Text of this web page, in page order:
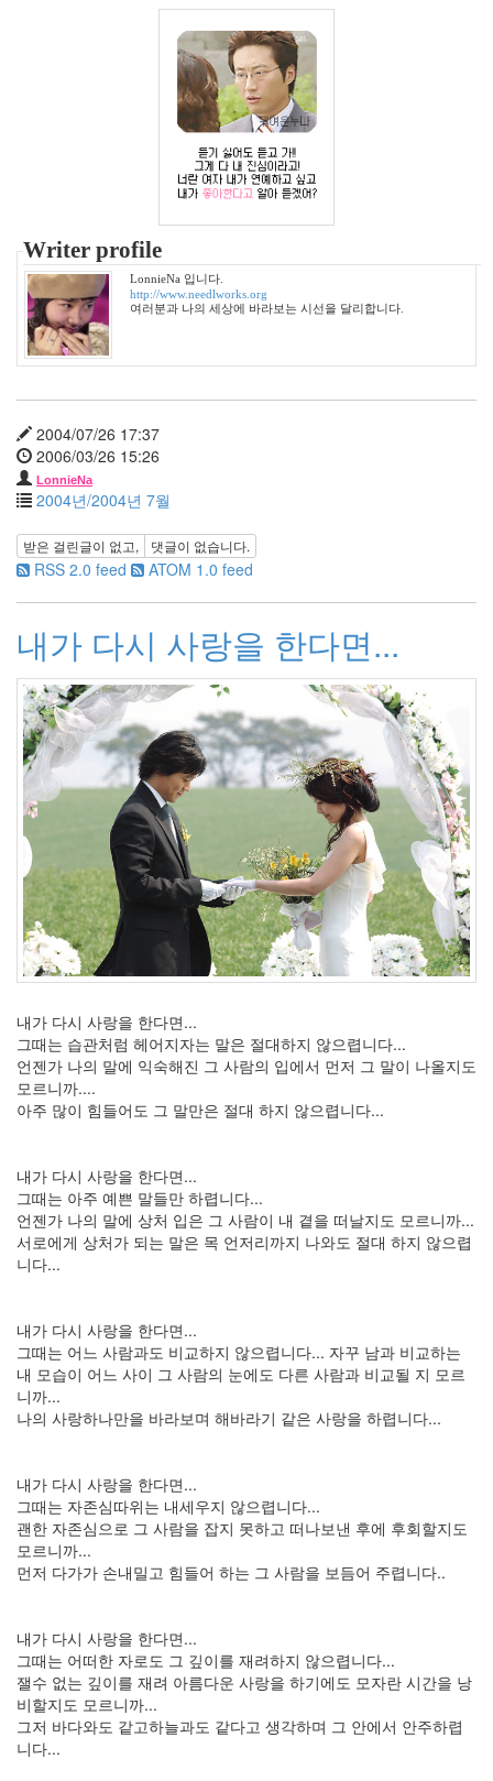
Writer profile
LonnieNa 입니다.
http://www.needlworks.org
여러분과 나의 세상에 바라보는 시선을 달리합니다.
2004/07/26 17:37
2006/03/26 15:26
LonnieNa
2004년/2004년 7월
받은 걸린글이 없고, 댓글이 없습니다.
RSS 2.0 feed ATOM 1.0 feed
내가 다시 사랑을 한다면...
내가 다시 사랑을 한다면...
그때는 습관처럼 헤어지자는 말은 절대하지 않으렵니다...
언젠가 나의 말에 익숙해진 그 사람의 입에서 먼저 그 말이 나올지도
모르니까....
아주 많이 힘들어도 그 말만은 절대 하지 않으렵니다...
내가 다시 사랑을 한다면...
그때는 아주 예쁜 말들만 하렵니다...
언젠가 나의 말에 상처 입은 그 사람이 내 곁을 떠날지도 모르니까...
서로에게 상처가 되는 말은 목 언저리까지 나와도 절대 하지 않으렵
니다...
내가 다시 사랑을 한다면...
그때는 어느 사람과도 비교하지 않으렵니다... 자꾸 남과 비교하는
내 모습이 어느 사이 그 사람의 눈에도 다른 사람과 비교될 지 모르
니까...
나의 사랑하나만을 바라보며 해바라기 같은 사랑을 하렵니다...
내가 다시 사랑을 한다면...
그때는 자존심따위는 내세우지 않으렵니다...
괜한 자존심으로 그 사람을 잡지 못하고 떠나보낸 후에 후회할지도
모르니까...
먼저 다가가 손내밀고 힘들어 하는 그 사람을 보듬어 주렵니다..
내가 다시 사랑을 한다면...
그때는 어떠한 자로도 그 깊이를 재려하지 않으렵니다...
잴수 없는 깊이를 재려 아름다운 사랑을 하기에도 모자란 시간을 낭
비할지도 모르니까...
그저 바다와도 같고하늘과도 같다고 생각하며 그 안에서 안주하렵
니다...
리
22
나
를
울
리
음
악
41
스
크
랩
21
그
외
2
이
터
뱅
크
37
Design
Tatter
Skin
Web
10
Apple
1
Tatter
Tip
Life/Food
3
etc
2
web
포
토
앨
범
215
14
풍
경
13
우
습
관
4
쫄
랑
글
이
15
차
차
망